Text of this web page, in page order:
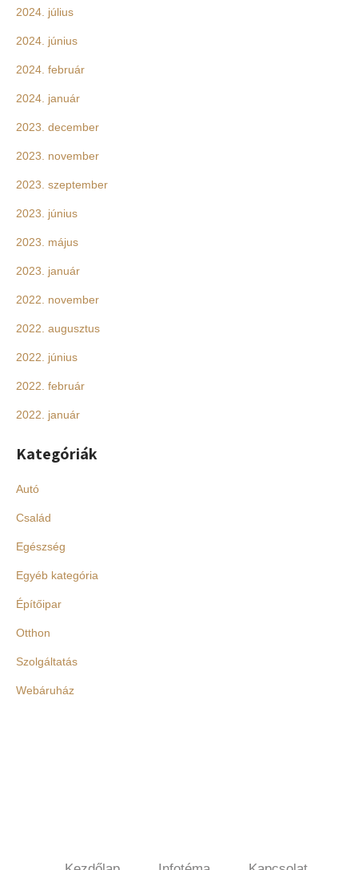
2024. július
2024. június
2024. február
2024. január
2023. december
2023. november
2023. szeptember
2023. június
2023. május
2023. január
2022. november
2022. augusztus
2022. június
2022. február
2022. január
Kategóriák
Autó
Család
Egészség
Egyéb kategória
Építőipar
Otthon
Szolgáltatás
Webáruház